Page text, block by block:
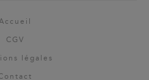
CGV
légales